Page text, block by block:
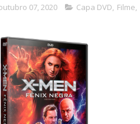
07, 2020 Capa DVD, Filme,